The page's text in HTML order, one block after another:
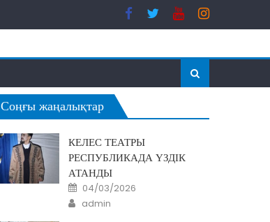
Соңғы жаңалықтар
КЕЛЕС ТЕАТРЫ
РЕСПУБЛИКАДА ҮЗДІК
АТАНДЫ
Posted
on
04/03/2026
Author
admin